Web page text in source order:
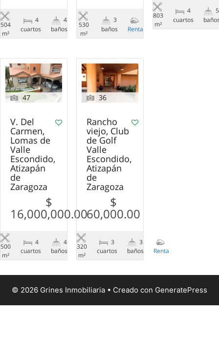
504
m²
4
сuartos
4
baños
Venta
530
m²
3
baños
Renta
803
m²
4
сuartos
5
47
V. Del
Carmen,
Lomas de
Valle
Escondido,
Atizapán
de
Zaragoza
$
16,000,000.00
500
m²
4
сuartos
4
baños
Venta
36
Rancho
viejo, Club
de Golf
Valle
Escondido,
Atizapán
de
Zaragoza
$
60,000.00
320
m²
3
сuartos
3
baños
Renta
© 2026 Grines Inmobiliaria • Creado con GeneratePress